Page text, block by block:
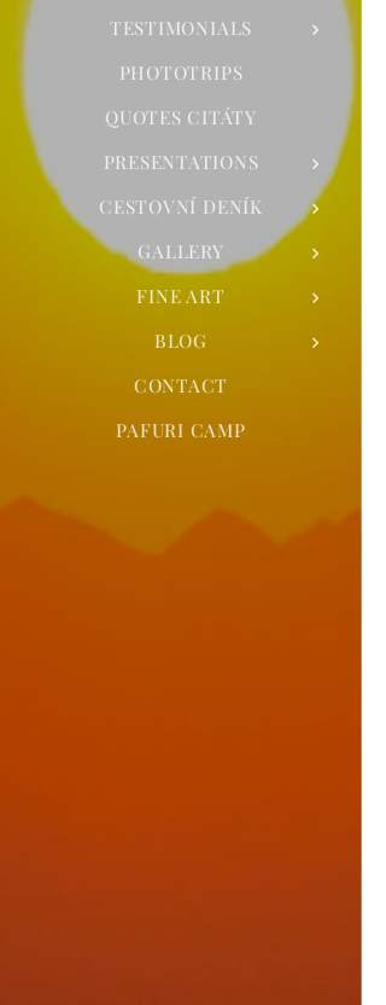
TESTIMONIALS
PHOTOTRIPS
QUOTES CITÁTY
PRESENTATIONS
CESTOVNÍ DENÍK
GALLERY
FINE ART
BLOG
CONTACT
PAFURI CAMP